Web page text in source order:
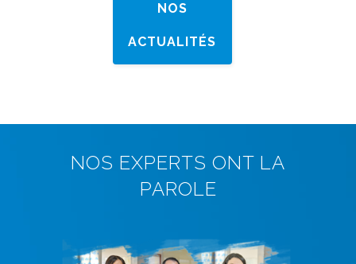
NOS
ACTUALITÉS
NOS EXPERTS ONT LA
PAROLE